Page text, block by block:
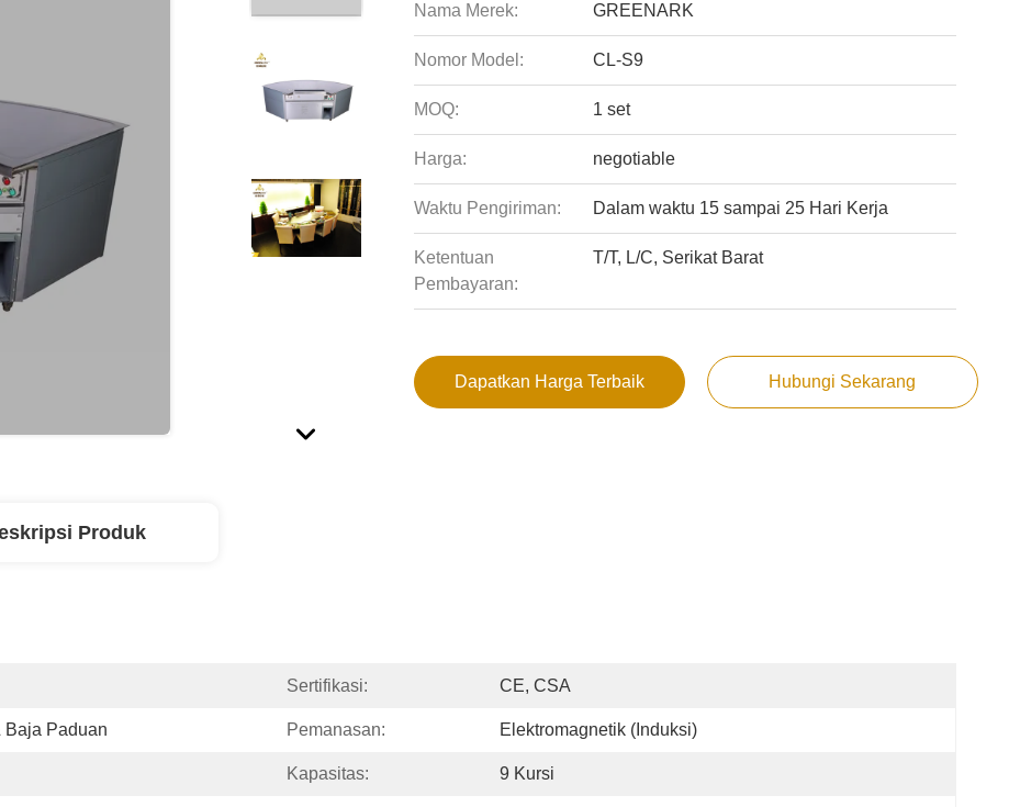
Nama Merek: GREENARK
Nomor Model: CL-S9
MOQ: 1 set
Harga: negotiable
Waktu Pengiriman: Dalam waktu 15 sampai 25 Hari Kerja
Ketentuan
Pembayaran:
T/T, L/C, Serikat Barat
Dapatkan Harga Terbaik Hubungi Sekarang
Produk
Sertifikasi: CE, CSA
Baja Paduan Pemanasan: Elektromagnetik (Induksi)
Kapasitas: 9 Kursi